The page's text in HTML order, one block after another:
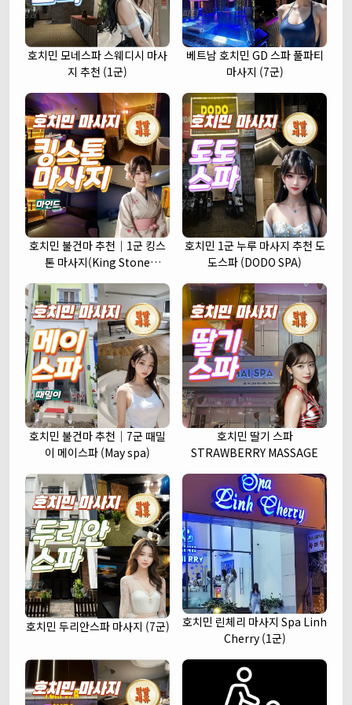
호치민 모네스파 스웨디시 마사
지 추천 (1군)
베트남 호치민 GD 스파 풀파티
마사지 (7군)
호치민 불건마 추천｜1군 킹스
톤 마사지(King Stone
호치민 1군 누루 마사지 추천 도
도스파 (DODO SPA)
호치민 불건마 추천｜7군 때밀
이 메이스파 (May spa)
호치민 딸기 스파
STRAWBERRY MASSAGE
호치민 두리안스파 마사지 (7군)
호치민 린체리 마사지 Spa Linh
Cherry (1군)